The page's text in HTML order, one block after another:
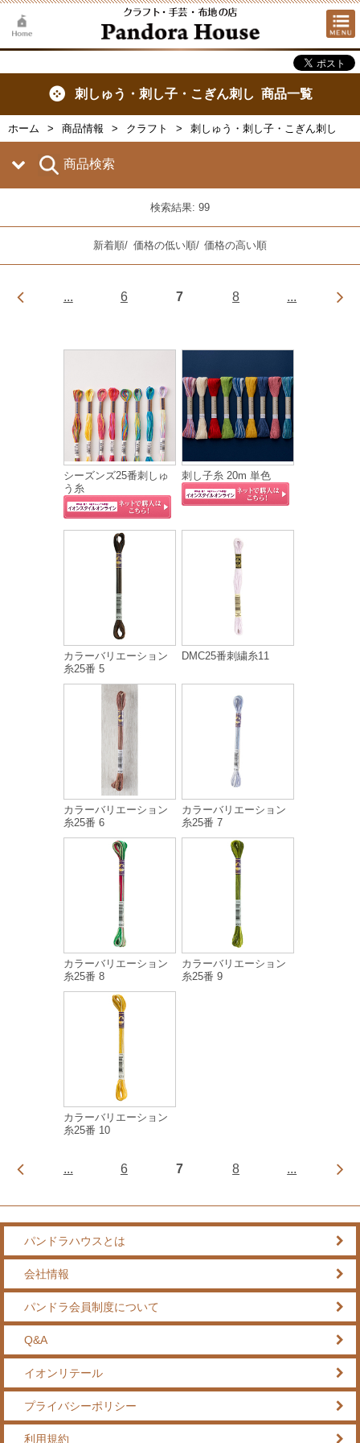
刺しゅう・刺し子・こぎん刺し 商品一覧
ホーム 商品情報 クラフト 刺しゅう・刺し子・こぎん刺し
商品検索
検索結果: 99
新着順/ 価格の低い順/ 価格の高い順
... 6 7 8 ...
シーズンズ25番刺しゅ
う糸
刺し子糸 20m 単色
カラーバリエーション
糸25番 5
DMC25番刺繍糸11
カラーバリエーション
糸25番 6
カラーバリエーション
糸25番 7
カラーバリエーション
糸25番 8
カラーバリエーション
糸25番 9
カラーバリエーション
糸25番 10
... 6 7 8 ...
パンドラハウスとは
会社情報
パンドラ会員制度について
Q&A
イオンリテール
プライバシーポリシー
利用規約